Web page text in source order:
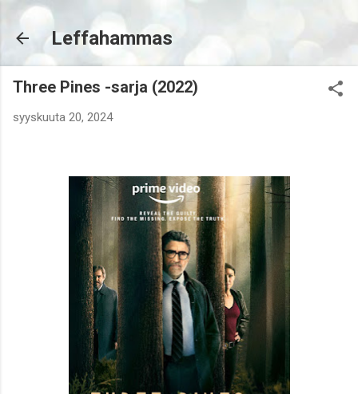
Leffahammas
Three Pines -sarja (2022)
syyskuuta 20, 2024